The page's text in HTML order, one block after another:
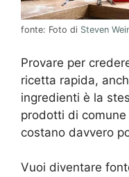
fonte: Foto di Steven
Provare per
ricetta rapida,
ingredienti è la
prodotti di
costano davvero
Vuoi diventare